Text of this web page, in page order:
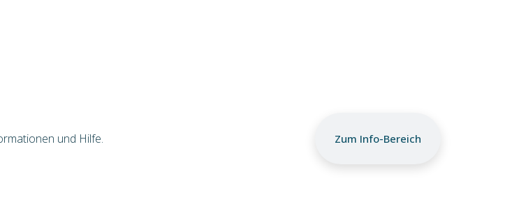
und Hilfe. Zum Info-Bereich